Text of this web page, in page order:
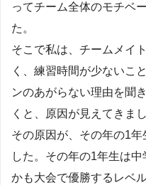
ってチーム全体のモチベ
た。
そこで私は、チームメイ
く、練習時間が少ないこ
ンのあがらない理由を聞
くと、原因が見えてきまし
その原因が、その年の1
した。その年の1年生は
かも大会で優勝するレベ